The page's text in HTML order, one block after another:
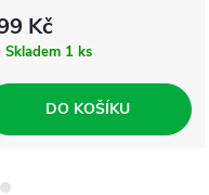
Kč
Skladem 1 ks
DO KOŠÍKU